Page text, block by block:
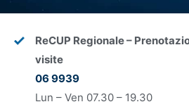
ReCUP Regionale –
visite
06 9939
Lun – Ven 07.30 – 19.30